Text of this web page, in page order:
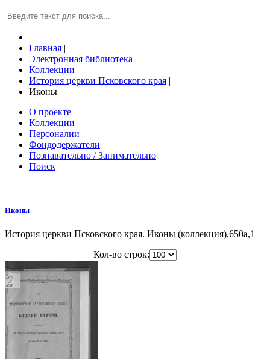
Главная |
Электронная библиотека |
Коллекции |
История церкви Псковского края |
Иконы
О проекте
Коллекции
Персоналии
Фондодержатели
Познавательно / Занимательно
Поиск
Иконы
История церкви Псковского края. Иконы (коллекция),650a,1
Кол-во строк: